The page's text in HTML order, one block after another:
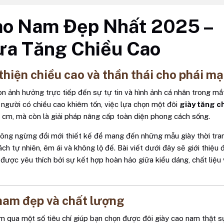
Nam Đẹp Nhất 2025 –
Tăng Chiều Cao
chiều cao và thần thái cho phái
ảnh hưởng trực tiếp đến sự tự tin và hình ảnh cá nhân trong
có chiều cao khiêm tốn, việc lựa chọn một đôi giày tăng
mà còn là giải pháp nâng cấp toàn diện phong cách sống.
ngừng đổi mới thiết kế để mang đến những mẫu giày thời
tự nhiên, êm ái và không lộ đế. Bài viết dưới đây sẽ giới thiệu
được yêu thích bởi sự kết hợp hoàn hảo giữa kiểu dáng, chất liệu
đẹp và chất lượng
qua một số tiêu chí giúp bạn chọn được đôi giày cao nam thật